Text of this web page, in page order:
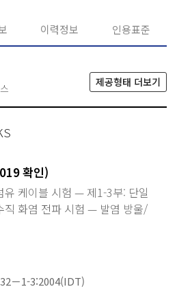
이력정보 인용표준
제공형태 더보기
확인)
유 케이블 시험 — 제1-3부: 단일
직 화염 전파 시험 — 발염 방울/
－1-3:2004(IDT)